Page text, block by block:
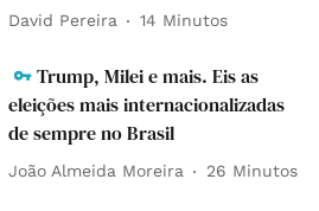
David Pereira 14 Minutos
Trump, Milei e mais. Eis as
eleições mais internacionalizadas
de sempre no Brasil
João Almeida Moreira 26 Minutos